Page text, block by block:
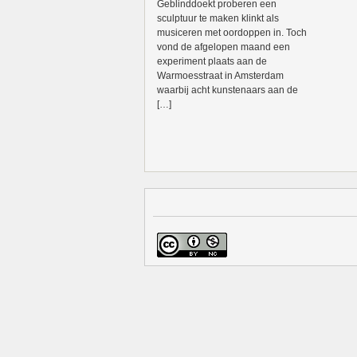
Geblinddoekt proberen een
sculptuur te maken klinkt als
musiceren met oordoppen in. Toch
vond de afgelopen maand een
experiment plaats aan de
Warmoesstraat in Amsterdam
waarbij acht kunstenaars aan de
[…]